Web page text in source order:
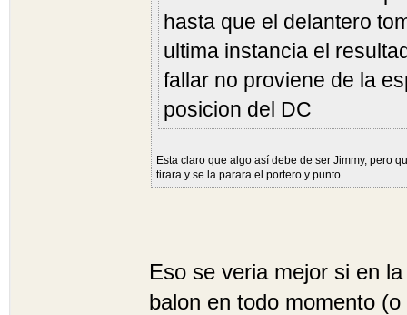
hasta que el delantero
ultima instancia el
fallar no proviene de la
posicion del DC
Esta claro que algo así debe de ser Jimmy, pero
tirara y se la parara el portero y punto.
Eso se veria mejor si en
balon en todo momento